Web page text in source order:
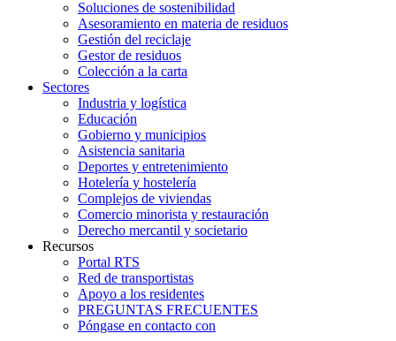
Soluciones de sostenibilidad
Asesoramiento en materia de residuos
Gestión del reciclaje
Gestor de residuos
Colección a la carta
Sectores
Industria y logística
Educación
Gobierno y municipios
Asistencia sanitaria
Deportes y entretenimiento
Hotelería y hostelería
Complejos de viviendas
Comercio minorista y restauración
Derecho mercantil y societario
Recursos
Portal RTS
Red de transportistas
Apoyo a los residentes
PREGUNTAS FRECUENTES
Póngase en contacto con